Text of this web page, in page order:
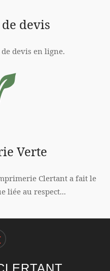
devis
devis en ligne.
Verte
Clertant a fait le
liée au respect...